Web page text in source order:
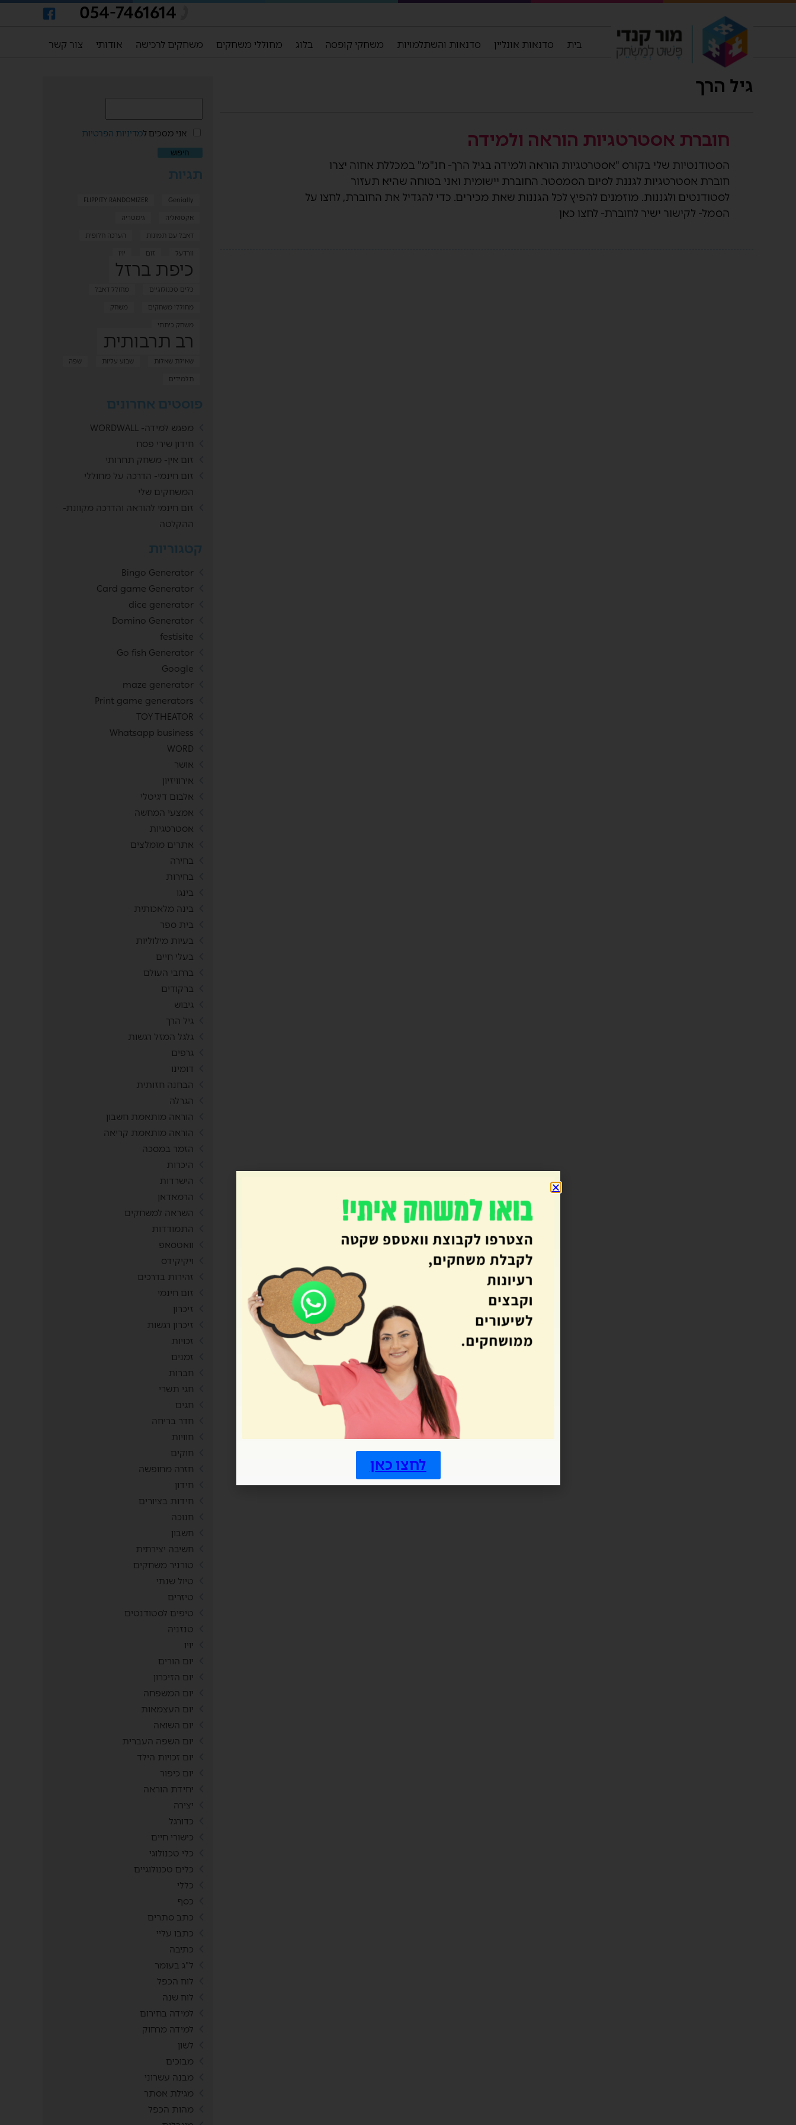
054-7461614
בית סדנאות אונליין סדנאות והשתלמויות משחקי קופסה בלוג מחוללי משחקים משחקים לרכישה אודותי צור קשר
גיל הרך
חוברת אסטרטגיות הוראה ולמידה
הסטודנטיות שלי בקורס "אסטרטגיות הוראה ולמידה בגיל הרך- חנ"מ" במכללת אחוה יצרו
חוברת אסטרטגיות לגננת לסיום הסמסטר. החוברת יישומית ואני בטוחה שהיא תעזור
לסטודנטים ולגננות. מוזמנים להפיץ לכל הגננות שאת מכירים. כדי להגדיל את החוברת, לחצו על
הסמל- לקישור ישיר לחוברת- לחצו כאן
אני מסכים למדיניות הפרטיות
תגיות
FLIPPITY RANDOMIZER
Genially
אקטואליה
גימטריה
דאבל עם תמונות
הערכה חלופית
וורדעל
זום יויו
כיפת ברזל
כלים טכנולוגיים
מחולל דאבל
מחוללי משחקים
משחק
משחק כיתתי
רב תרבותית
שאילת שאלות שבוע עליות
שפה
תלמידים
פוסטים אחרונים
מפגש למידה- WORDWALL
חידון שירי פסח
זום אין- משחק תחרותי
זום חינמי- הדרכה על מחוללי
המשחקים שלי
זום חינמי להוראה והדרכה מקוונת-
ההקלטה
קטגוריות
Bingo Generator
Card game Generator
dice generator
Domino Generator
festisite
Go fish Generator
Google
maze generator
Print game generators
TOY THEATOR
Whatsapp business
WORD
אושר
אירוויזיון
אלבום דיגיטלי
אמצעי המחשה
אסטרטגיות
אתרים מומלצים
בחירה
בחירות
בינגו
בינה מלאכותית
בית ספר
בעיות מילוליות
בעלי חיים
ברחבי העולם
ברקודים
גיבוש
גיל הרך
גלגל המזל רגשות
גרפים
דומינו
הבחנה חזותית
הגרלה
הוראה מותאמת חשבון
הוראה מותאמת קריאה
הזמר במסכה
היכרות
הישרדות
הרמאדאן
השראה למשחקים
התמודדות
וואטסאפ
ויקיקידס
זהירות בדרכים
זום חינמי
זיכרון
זיכרון רגשות
זכויות
זמנים
חברות
חגי תשרי
חגים
חדר בריחה
חוויות
חוקים
חזרה מחופשה
חידון
חידות בציורים
חנוכה
חשבון
חשיבה יצירתית
טורניר משחקים
טיול שנתי
טיזרים
טיפים לסטודנטים
טנזניה
יויו
יום הורים
יום הזיכרון
יום המשפחה
יום העצמאות
יום השואה
יום השפה העברית
יום זכויות הילד
יום כיפור
יחידת הוראה
יצירה
כדורגל
כישורי חיים
כלי טכנולוגי
כלים טכנולוגיים
כללי
כסף
כתב סתרים
כתבו עליי
כתיבה
ל"ג בעומר
לוח הכפל
לוח שנה
למידה בחירום
למידה מרחוק
לשון
מבוכים
מבנה עשרוני
מגילת אסתר
מהות הכפל
לחצו כאן